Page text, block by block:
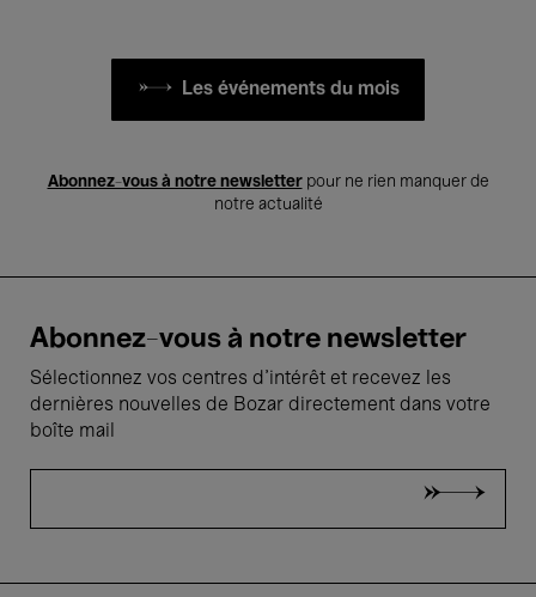
Les événements du mois
Abonnez-vous à notre newsletterpour ne rien manquer de
notre actualité
Abonnez-vous à notre newsletter
Sélectionnez vos centres d'intérêt et recevez les
dernières nouvelles de Bozar directement dans votre
boîte mail